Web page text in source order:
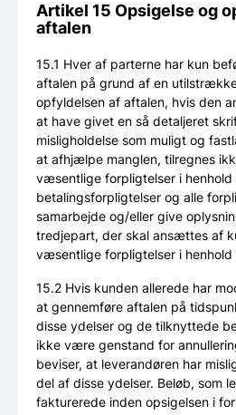
Artikel 15 Opsigelse og
aftalen
15.1 Hver af parterne har kun
aftalen på grund af en
opfyldelsen af aftalen, hvis den
at have givet en så detaljeret
misligholdelse som muligt og
at afhjælpe manglen, tilregnes
væsentlige forpligtelser i henhold
betalingsforpligtelser og alle
samarbejde og/eller give
tredjepart, der skal ansættes af
væsentlige forpligtelser i henhold
15.2 Hvis kunden allerede har
at gennemføre aftalen på
disse ydelser og de tilknyttede
ikke være genstand for
beviser, at leverandøren har
del af disse ydelser. Beløb, som
fakturerede inden opsigelsen i